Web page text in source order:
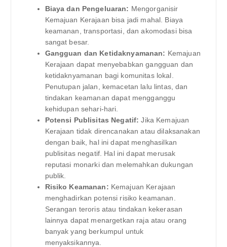
Biaya dan Pengeluaran: Mengorganisir
Kemajuan Kerajaan bisa jadi mahal. Biaya
keamanan, transportasi, dan akomodasi bisa
sangat besar.
Gangguan dan Ketidaknyamanan: Kemajuan
Kerajaan dapat menyebabkan gangguan dan
ketidaknyamanan bagi komunitas lokal.
Penutupan jalan, kemacetan lalu lintas, dan
tindakan keamanan dapat mengganggu
kehidupan sehari-hari.
Potensi Publisitas Negatif: Jika Kemajuan
Kerajaan tidak direncanakan atau dilaksanakan
dengan baik, hal ini dapat menghasilkan
publisitas negatif. Hal ini dapat merusak
reputasi monarki dan melemahkan dukungan
publik.
Risiko Keamanan: Kemajuan Kerajaan
menghadirkan potensi risiko keamanan.
Serangan teroris atau tindakan kekerasan
lainnya dapat menargetkan raja atau orang
banyak yang berkumpul untuk
menyaksikannya.